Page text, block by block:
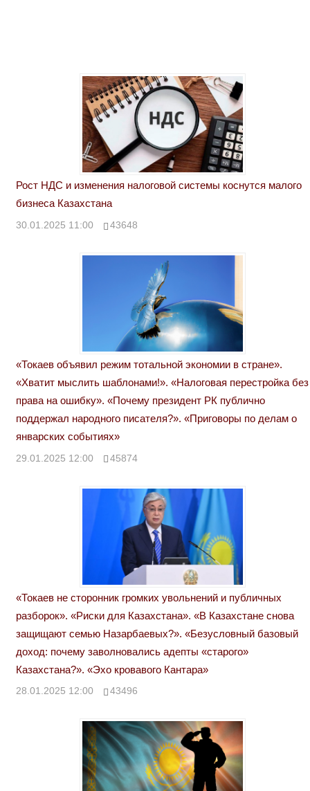
Рост НДС и изменения налоговой системы коснутся малого
бизнеса Казахстана
30.01.2025 11:00 43648
«Токаев объявил режим тотальной экономии в стране».
«Хватит мыслить шаблонами!». «Налоговая перестройка без
права на ошибку». «Почему президент РК публично
поддержал народного писателя?». «Приговоры по делам о
январских событиях»
29.01.2025 12:00 45874
«Токаев не сторонник громких увольнений и публичных
разборок». «Риски для Казахстана». «В Казахстане снова
защищают семью Назарбаевых?». «Безусловный базовый
доход: почему заволновались адепты «старого»
Казахстана?». «Эхо кровавого Кантара»
28.01.2025 12:00 43496